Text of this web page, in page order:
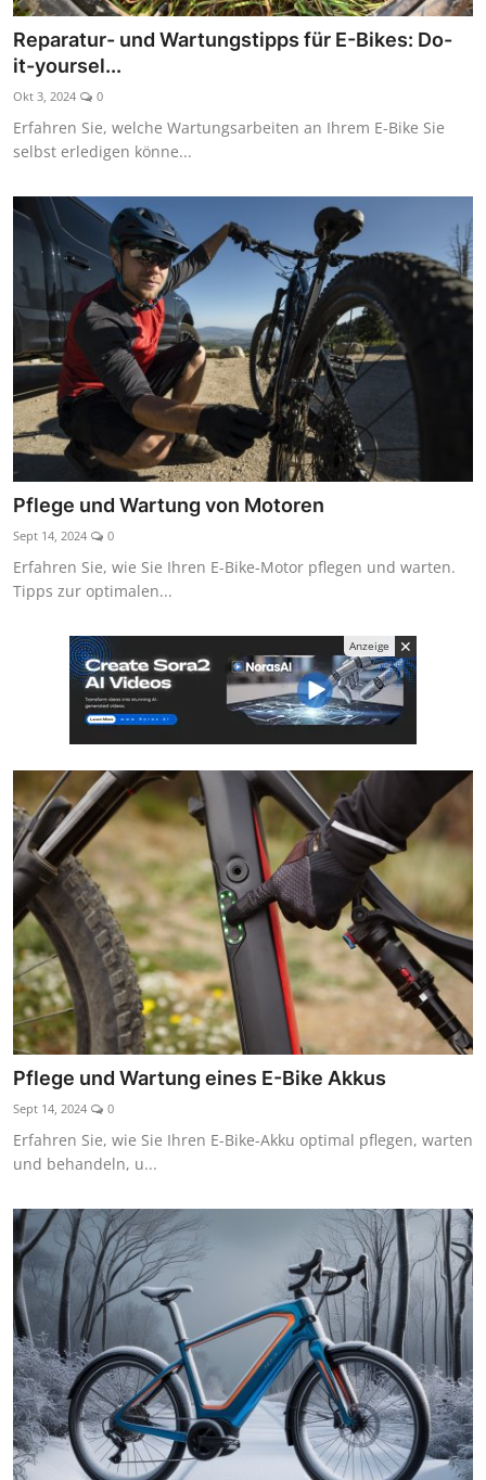
Kaufberatung
Reparatur- und Wartungstipps für E-Bikes: Do-
it-yoursel...
Okt 3, 2024 0
Erfahren Sie, welche Wartungsarbeiten an Ihrem E-Bike Sie
selbst erledigen könne...
Pflege und Wartung von Motoren
Sept 14, 2024 0
Erfahren Sie, wie Sie Ihren E-Bike-Motor pflegen und warten.
Tipps zur optimalen...
Anzeige ✕
Pflege und Wartung eines E-Bike Akkus
Sept 14, 2024 0
Erfahren Sie, wie Sie Ihren E-Bike-Akku optimal pflegen, warten
und behandeln, u...